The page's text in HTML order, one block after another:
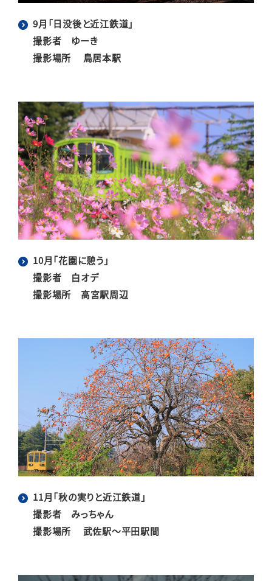
9月「日没後と近江鉄道」
撮影者 ゆーき
撮影場所 鳥居本駅
10月「花園に憩う」
撮影者 白オデ
撮影場所 高宮駅周辺
11月「秋の実りと近江鉄道」
撮影者 みっちゃん
撮影場所 武佐駅～平田駅間